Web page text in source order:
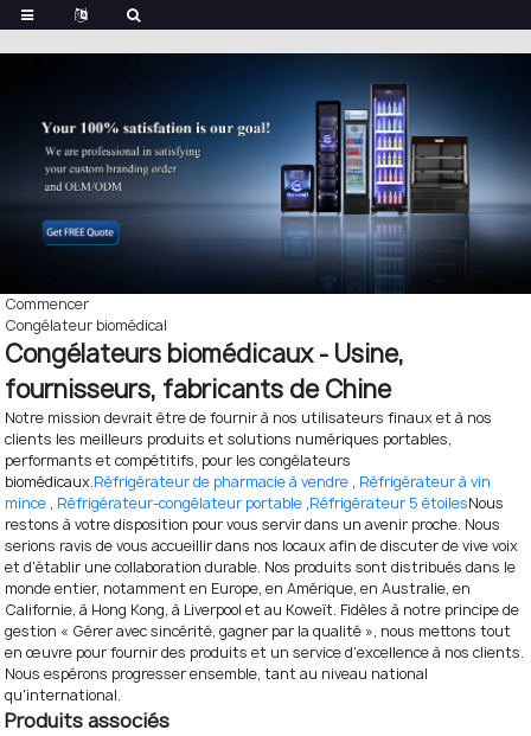
Commencer
Congélateur biomédical
Congélateurs biomédicaux - Usine,
fournisseurs, fabricants de Chine
Notre mission devrait être de fournir à nos utilisateurs finaux et à nos
clients les meilleurs produits et solutions numériques portables,
performants et compétitifs, pour les congélateurs
biomédicaux.Réfrigérateur de pharmacie à vendre , Réfrigérateur à vin
mince , Réfrigérateur-congélateur portable ,Réfrigérateur 5 étoilesNous
restons à votre disposition pour vous servir dans un avenir proche. Nous
serions ravis de vous accueillir dans nos locaux afin de discuter de vive voix
et d'établir une collaboration durable. Nos produits sont distribués dans le
monde entier, notamment en Europe, en Amérique, en Australie, en
Californie, à Hong Kong, à Liverpool et au Koweït. Fidèles à notre principe de
gestion « Gérer avec sincérité, gagner par la qualité », nous mettons tout
en œuvre pour fournir des produits et un service d'excellence à nos clients.
Nous espérons progresser ensemble, tant au niveau national
qu'international.
Produits associés